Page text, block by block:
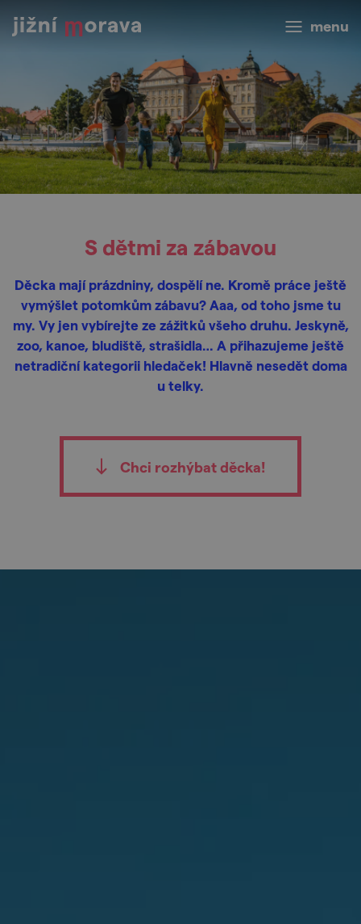
menu
S dětmi za zábavou
Děcka mají prázdniny, dospělí ne. Kromě práce ještě
vymýšlet potomkům zábavu? Aaa, od toho jsme tu
my. Vy jen vybírejte ze zážitků všeho druhu. Jeskyně,
zoo, kanoe, bludiště, strašidla… A přihazujeme ještě
netradiční kategorii hledaček! Hlavně nesedět doma
u telky.
Chci rozhýbat děcka!